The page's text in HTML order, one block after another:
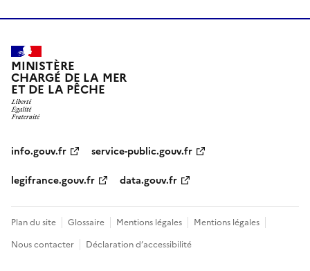
MINISTÈRE
CHARGÉ DE LA MER
ET DE LA PÊCHE
info.gouv.fr
service-public.gouv.fr
legifrance.gouv.fr
data.gouv.fr
Plan du site Glossaire Mentions légales
Mentions légales
Nous contacter
Déclaration d’accessibilité